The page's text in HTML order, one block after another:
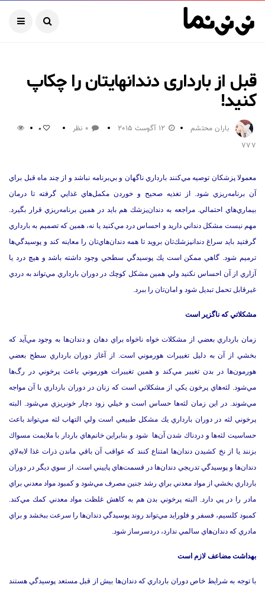
قبل از بارداری دندانهایتان را چکاپ
کنید!
باران محتشم 12 آگوست 2015 0 نظر 0
777
معمولا پزشكان توصيه مي‌كنند بارداري ناگهان و بي‌برنامه نباشد و از چند ماه قبل براي
آن برنامه‌ريزي شود. از تغذيه صحيح و خوردن مكمل‌هاي غذايي گرفته تا درمان
بيماري‌هاي احتمالي. مراجعه به دندان‌پزشك هم بايد در همين برنامه‌ريزي قرار بگيرد.
مهم نيست مشكل دنداني داريد و احساس درد مي‌كنيد يا نه، همين كه تصميم به بارداري
گرفتيد بايد سراغ دندانپزشك‌تان برويد تا همه دندان‌هاي‌تان را معاينه كند و پوسيدگي‌ها
ترميم شود. گاهي ممكن است يك پوسيدگي سطحي وجود داشته باشد و هيچ درد يا
آزاري از آن احساس نكنيد ولي همين مشكل كوچك در دوران بارداري مي‌تواند به دردي
غيرقابل تحمل تبديل شود و امان‌تان را ببرد.
مشكلاتي كه ناگزير است
زمان بارداري بعضي از مشكلات خواه نا‌خواه براي دهان و دندان‌ها به وجود مي‌آيد كه
بخشي از آن به دليل تغييرات هورموني است. از آغاز دوران بارداري سطح بعضي
هورمون‌ها در بدن تغيير مي‌كند و همين تغييرات هورموني باعث پرخوني در رگ‌ها
مي‌شود. لثه‌هاي پرخون يكي از مشكلاتي است كه زنان در دوران بارداري با آن مواجه
مي‌شوند. در اين زمان لثه‌ها حساس است و خيلي زود دچار خونريزي مي‌شود. البته
پرخوني لثه در دوران بارداري يك مشكل طبيعي است ولي التهاب لثه مي‌تواند باعث
حساسيت لثه‌ها و دردناك شدن آن‌ها شود و بنابراين خانم‌هاي باردار با ملايمت مسواك
بزنند يا از نخ كشيدن دندان‌ها امتناع كنند كه عواقب آن باقي ماندن ذرات غذا لا‌به‌لاي
دندان‌ها و پوسيدگي تدريجي دندان‌ها در قسمت‌هاي پاييني است. از سوي ديگر در دوران
بارداري بخشي از مواد معدني براي رشد جنين مصرف مي‌شود و كمبود مواد معدني براي
مادر را در پي دارد. البته پرخوني بدن هم به كاهش غلظت مواد معدني كمك مي‌كند.
كمبود كلسيم، فسفر و فلورايد مي‌تواند روند پوسيدگي دندان‌ها را سرعت ببخشد و براي
مادري كه دندان‌هاي سالمي ندارد، دردسرساز شود.
بهداشت مضاعف لازم است
با توجه به شرايط خاص دوران بارداري كه دندان‌ها بيش از قبل مستعد پوسيدگي هستند